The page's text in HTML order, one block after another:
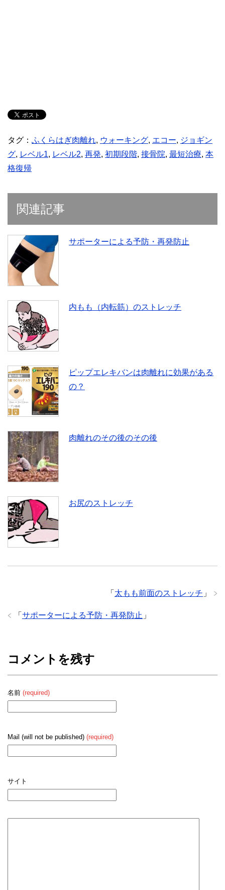
タグ： ふくらはぎ肉離れ, ウォーキング, エコー, ジョギン
グ, レベル1, レベル2, 再発, 初期段階, 接骨院, 最短治療, 本
格復帰
関連記事
サポーターによる予防・再発防止
内もも（内転筋）のストレッチ
ピップエレキバンは肉離れに効果がある
の？
肉離れのその後のその後
お尻のストレッチ
「 太もも前面のストレッチ 」
「 サポーターによる予防・再発防止 」
コメントを残す
名前 (required)
Mail (will not be published) (required)
サイト